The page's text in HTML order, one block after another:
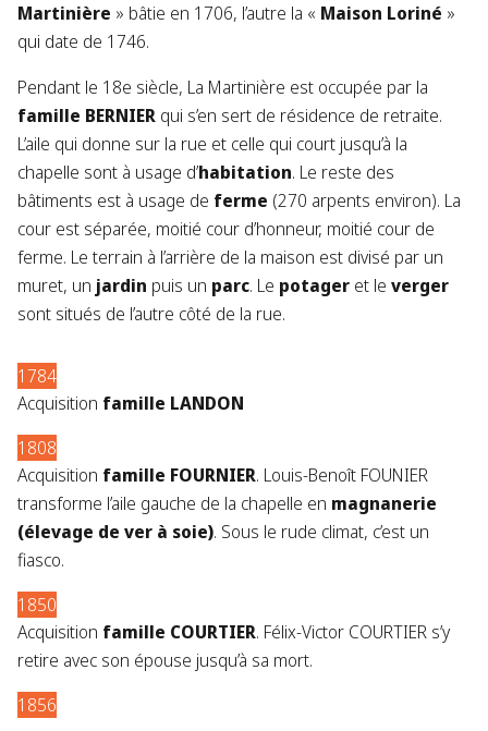
Martinière » bâtie en 1706, l’autre la « Maison Loriné »
qui date de 1746.
Pendant le 18e siècle, La Martinière est occupée par la
famille BERNIER qui s’en sert de résidence de retraite.
L’aile qui donne sur la rue et celle qui court jusqu’à la
chapelle sont à usage d’habitation. Le reste des
bâtiments est à usage de ferme (270 arpents environ). La
cour est séparée, moitié cour d’honneur, moitié cour de
ferme. Le terrain à l’arrière de la maison est divisé par un
muret, un jardin puis un parc. Le potager et le verger
sont situés de l’autre côté de la rue.
1784
Acquisition famille LANDON
1808
Acquisition famille FOURNIER. Louis-Benoît FOUNIER
transforme l’aile gauche de la chapelle en magnanerie
(élevage de ver à soie). Sous le rude climat, c’est un
fiasco.
1850
Acquisition famille COURTIER. Félix-Victor COURTIER s’y
retire avec son épouse jusqu’à sa mort.
1856